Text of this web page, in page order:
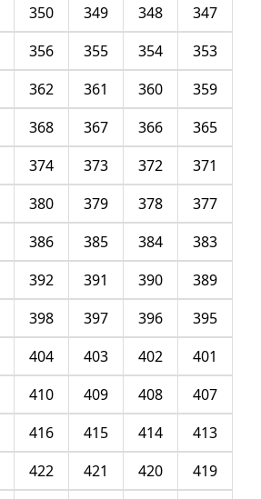
347
348
349
350
353
354
355
356
359
360
361
362
365
366
367
368
371
372
373
374
377
378
379
380
383
384
385
386
389
390
391
392
395
396
397
398
401
402
403
404
407
408
409
410
413
414
415
416
419
420
421
422